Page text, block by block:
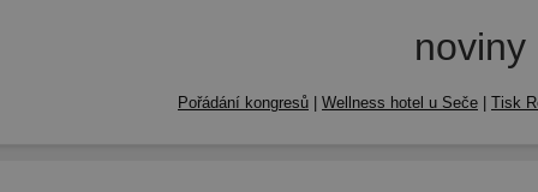
Pořádání kongresů | Wellness hotel u Seče | Tisk